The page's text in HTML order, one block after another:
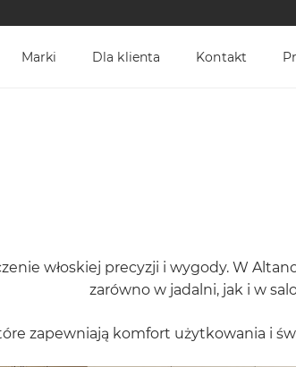
Marki Dla klienta Kontakt
włoskiej precyzji i wygody. W
zarówno w jadalni, jak i w
zapewniają komfort użytkowania i